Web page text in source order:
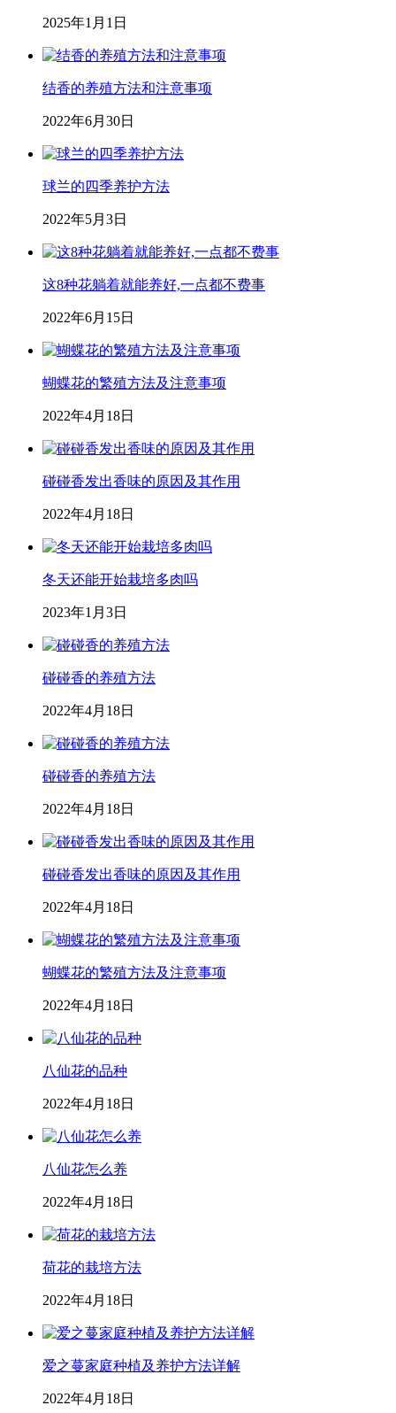
2025年1月1日
结香的养殖方法和注意事项
2022年6月30日
球兰的四季养护方法
2022年5月3日
这8种花躺着就能养好,一点都不费事
2022年6月15日
蝴蝶花的繁殖方法及注意事项
2022年4月18日
碰碰香发出香味的原因及其作用
2022年4月18日
冬天还能开始栽培多肉吗
2023年1月3日
碰碰香的养殖方法
2022年4月18日
碰碰香的养殖方法
2022年4月18日
碰碰香发出香味的原因及其作用
2022年4月18日
蝴蝶花的繁殖方法及注意事项
2022年4月18日
八仙花的品种
2022年4月18日
八仙花怎么养
2022年4月18日
荷花的栽培方法
2022年4月18日
爱之蔓家庭种植及养护方法详解
2022年4月18日